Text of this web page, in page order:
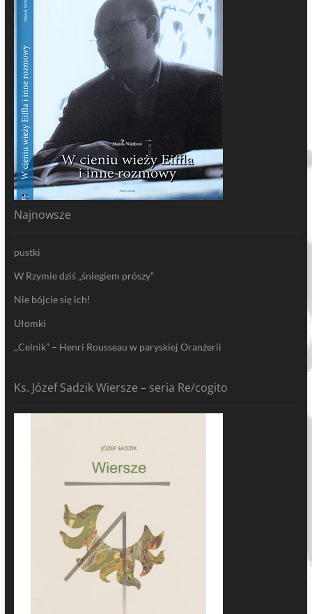
Najnowsze
pustki
W Rzymie dziś „śniegiem prószy”
Nie bójcie się ich!
Ułomki
,,Celnik” – Henri Rousseau w paryskiej Oranżerii
Ks. Józef Sadzik Wiersze – seria Re/cogito